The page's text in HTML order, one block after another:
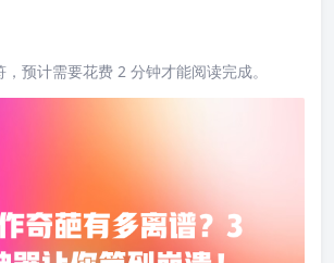
预计需要花费 2 分钟才能阅读完成。